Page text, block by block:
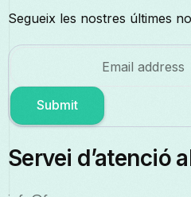
Segueix les nostres últimes
Submit
Servei d’atenció